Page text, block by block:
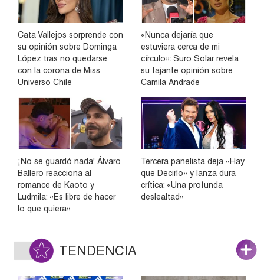
Cata Vallejos sorprende con
su opinión sobre Dominga
López tras no quedarse
con la corona de Miss
Universo Chile
«Nunca dejaría que
estuviera cerca de mi
círculo»: Suro Solar revela
su tajante opinión sobre
Camila Andrade
¡No se guardó nada! Álvaro
Ballero reacciona al
romance de Kaoto y
Ludmila: «Es libre de hacer
lo que quiera»
Tercera panelista deja «Hay
que Decirlo» y lanza dura
crítica: «Una profunda
deslealtad»
TENDENCIA